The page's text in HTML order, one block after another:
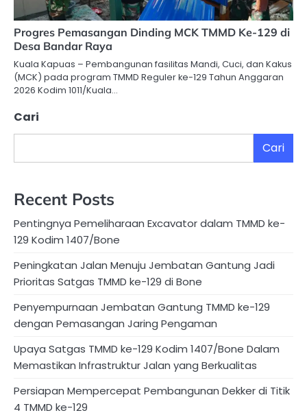
Progres Pemasangan Dinding MCK TMMD Ke-129 di
Desa Bandar Raya
Kuala Kapuas – Pembangunan fasilitas Mandi, Cuci, dan Kakus
(MCK) pada program TMMD Reguler ke-129 Tahun Anggaran
2026 Kodim 1011/Kuala…
Cari
Cari
Recent Posts
Pentingnya Pemeliharaan Excavator dalam TMMD ke-
129 Kodim 1407/Bone
Peningkatan Jalan Menuju Jembatan Gantung Jadi
Prioritas Satgas TMMD ke-129 di Bone
Penyempurnaan Jembatan Gantung TMMD ke-129
dengan Pemasangan Jaring Pengaman
Upaya Satgas TMMD ke-129 Kodim 1407/Bone Dalam
Memastikan Infrastruktur Jalan yang Berkualitas
Persiapan Mempercepat Pembangunan Dekker di Titik
4 TMMD ke-129